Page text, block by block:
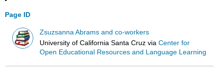
Page ID
Zsuzsanna Abrams and co-workers
University of California Santa Cruz viaCenter for
Open Educational Resources and Language Learning